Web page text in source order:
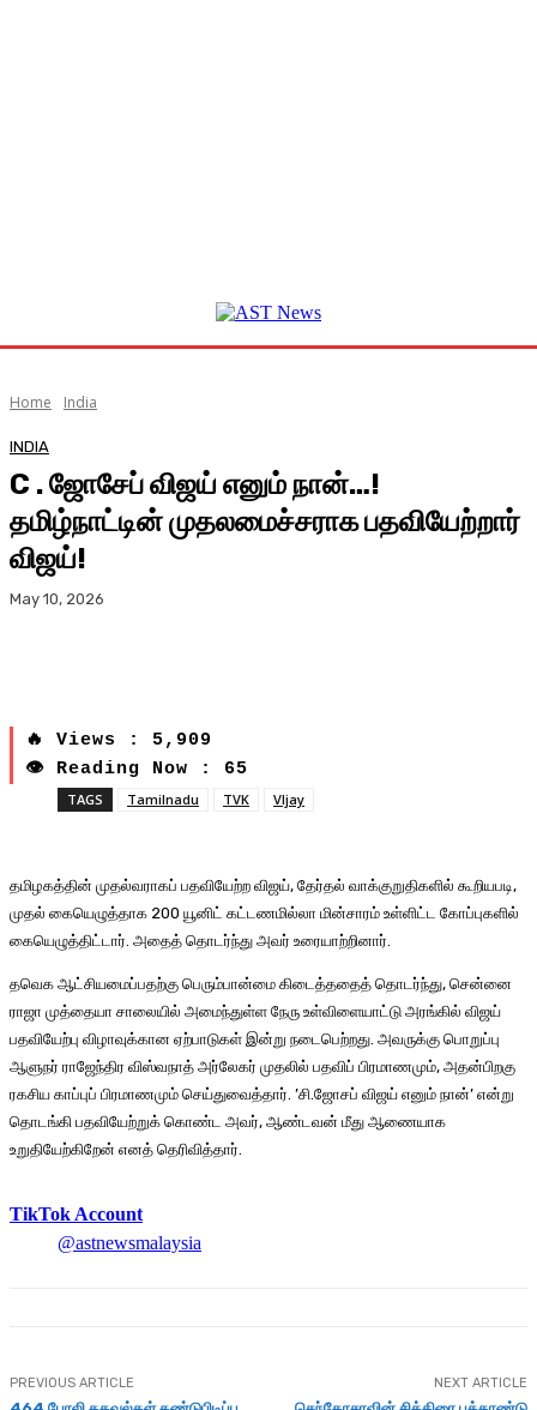
Home India
INDIA
C . ஜோசேப் விஜய் எனும் நான்…!
தமிழ்நாட்டின் முதலமைச்சராக பதவியேற்றார்
விஜய்!
May 10, 2026
🔥 Views : 5,909
👁 Reading Now : 65
TAGS Tamilnadu TVK VIjay
தமிழகத்தின் முதல்வராகப் பதவியேற்ற விஜய், தேர்தல் வாக்குறுதிகளில் கூறியபடி,
முதல் கையெழுத்தாக 200 யூனிட் கட்டணமில்லா மின்சாரம் உள்ளிட்ட கோப்புகளில்
கையெழுத்திட்டார். அதைத் தொடர்ந்து அவர் உரையாற்றினார்.
தவெக ஆட்சியமைப்பதற்கு பெரும்பான்மை கிடைத்ததைத் தொடர்ந்து, சென்னை
ராஜா முத்தையா சாலையில் அமைந்துள்ள நேரு உள்விளையாட்டு அரங்கில் விஜய்
பதவியேற்பு விழாவுக்கான ஏற்பாடுகள் இன்று நடைபெற்றது. அவருக்கு பொறுப்பு
ஆளுநர் ராஜேந்திர விஸ்வநாத் அர்லேகர் முதலில் பதவிப் பிரமாணமும், அதன்பிறகு
ரகசிய காப்புப் பிரமாணமும் செய்துவைத்தார். ’சி.ஜோசப் விஜய் எனும் நான்’ என்று
தொடங்கி பதவியேற்றுக் கொண்ட அவர், ஆண்டவன் மீது ஆணையாக
உறுதியேற்கிறேன் எனத் தெரிவித்தார்.
TikTok Account
@astnewsmalaysia
PREVIOUS ARTICLE NEXT ARTICLE